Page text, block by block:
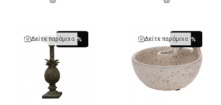
-10 %
Δείτε παρόμοια -20 %
Δείτε παρόμοια